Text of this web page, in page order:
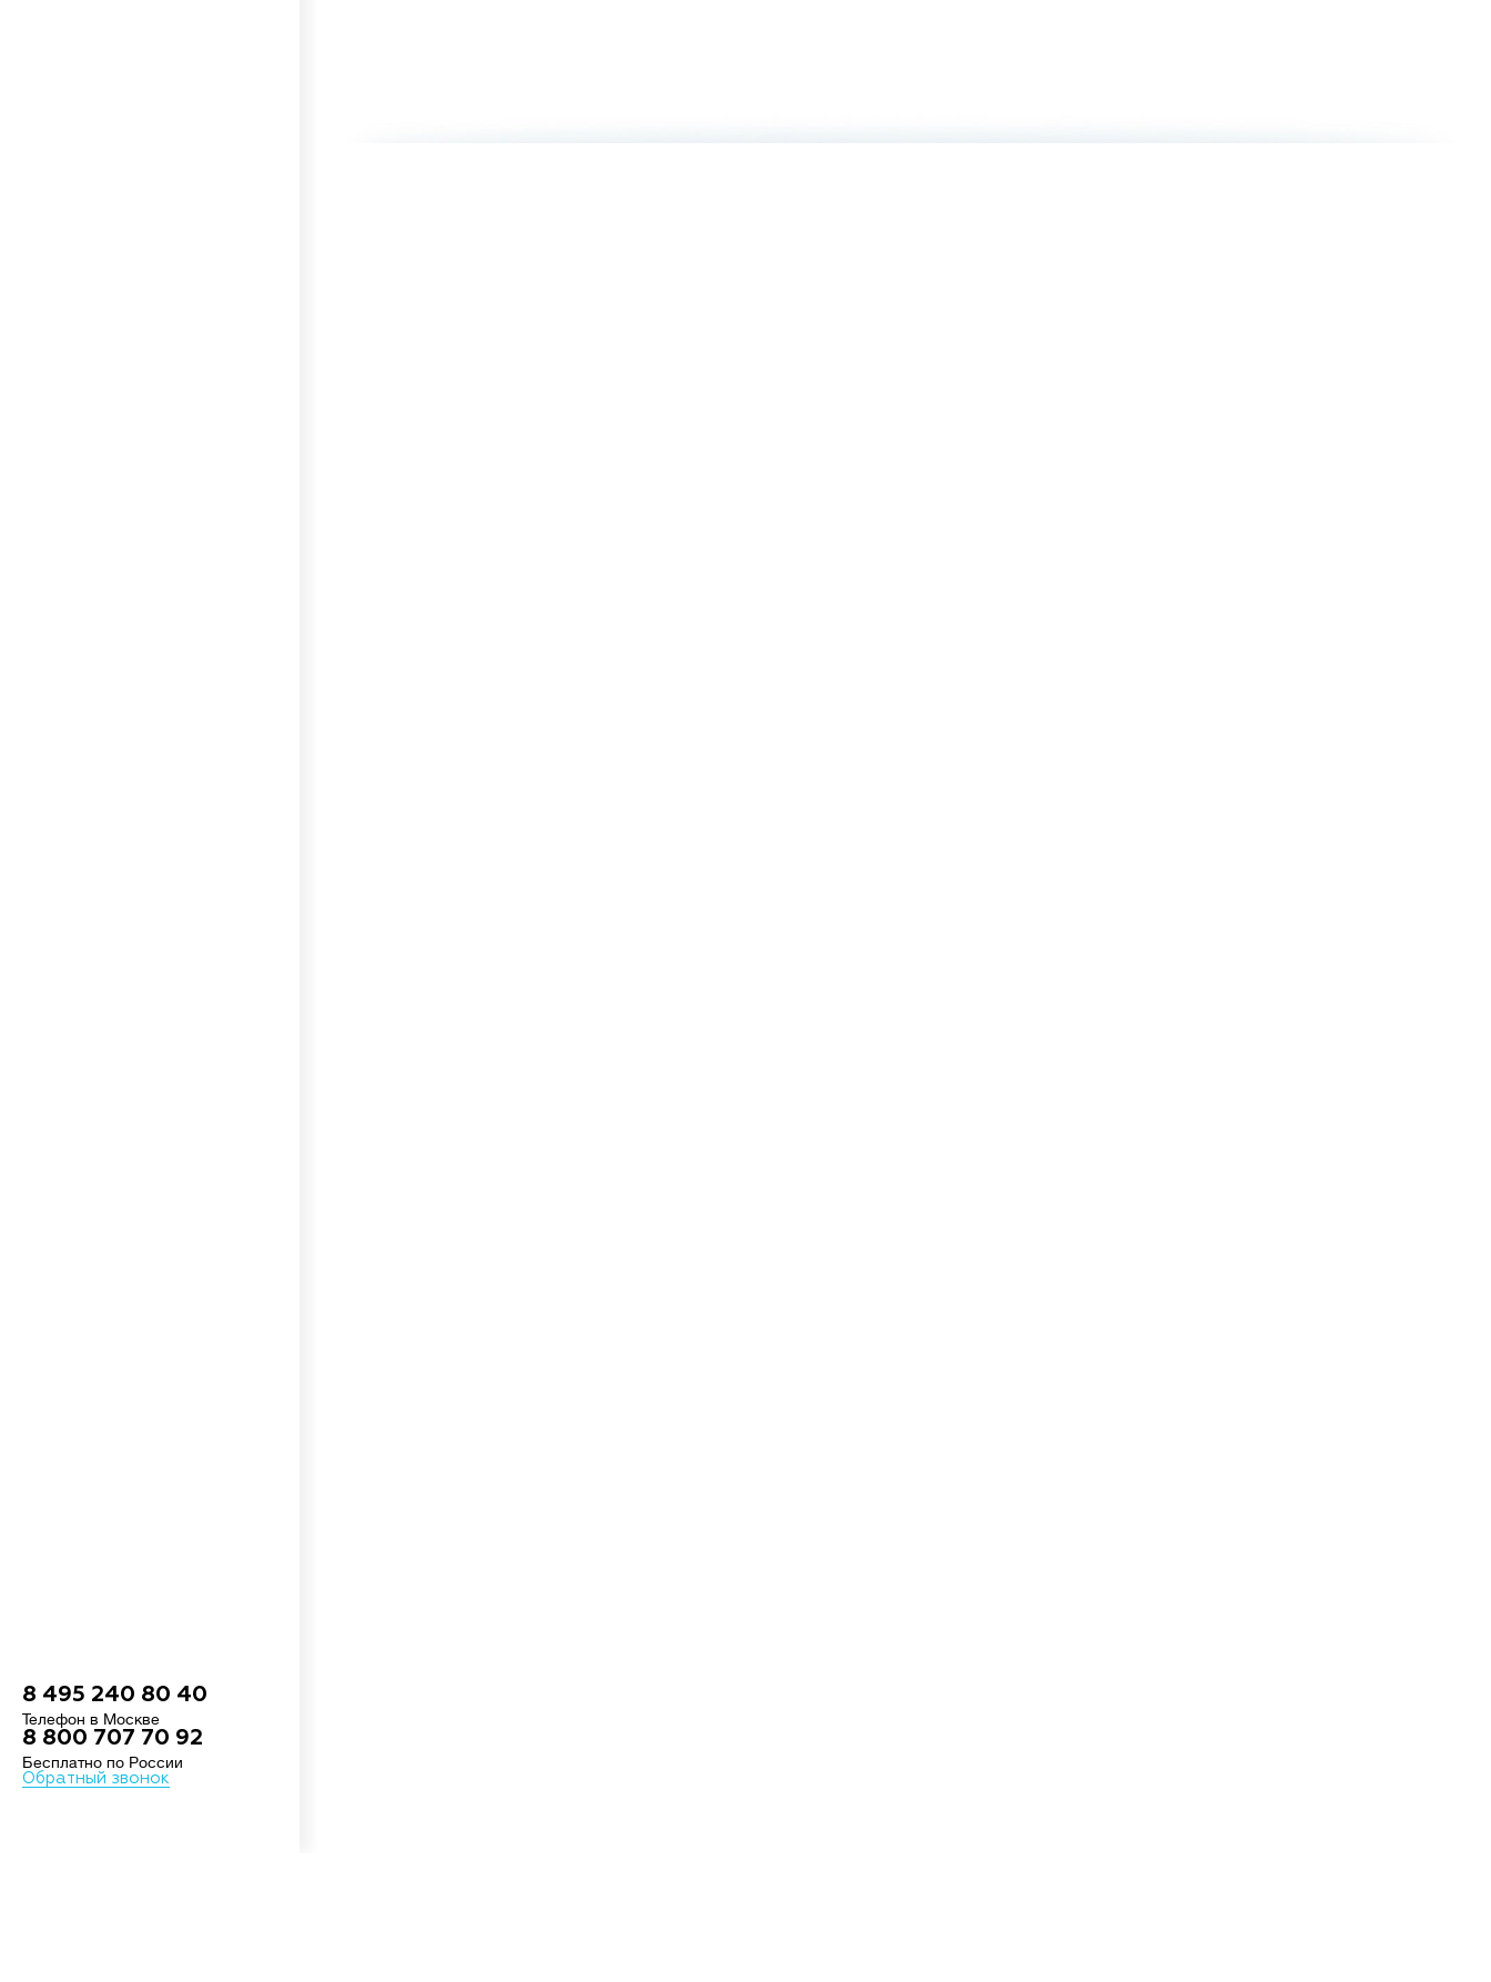
8 495 240 80 40
Телефон в Москве
8 800 707 70 92
Бесплатно по России
Обратный звонок